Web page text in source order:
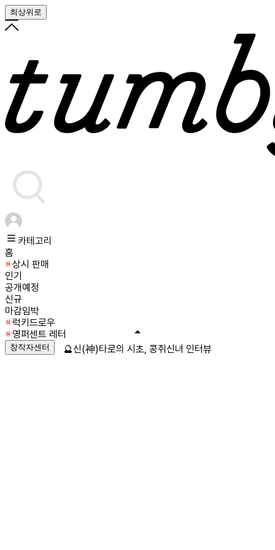
최상위로
카테고리
홈
상시 판매
인기
공개예정
신규
마감임박
럭키드로우
영퍼센트 레터
창작자센터 🔮신(神)타로의 시초, 콩쥐신녀 인터뷰